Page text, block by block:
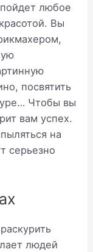
любое
Вы
посвятить
Чтобы вы
вам успех.
на
серьезно
людей